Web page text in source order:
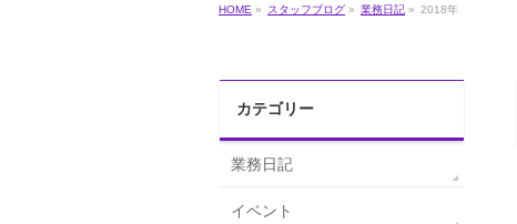
HOME » スタッフブログ » 業務日記 » 2018年
カテゴリー
業務日記
イベント